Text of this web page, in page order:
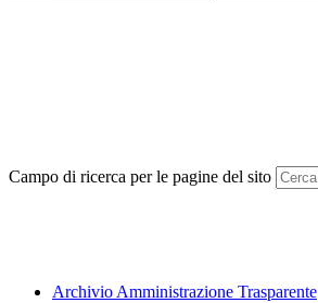
Campo di ricerca per le pagine del sito
Archivio Amministrazione Trasparente